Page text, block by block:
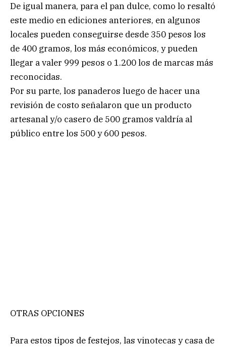
De igual manera, para el pan dulce, como lo resaltó
este medio en ediciones anteriores, en algunos
locales pueden conseguirse desde 350 pesos los
de 400 gramos, los más económicos, y pueden
llegar a valer 999 pesos o 1.200 los de marcas más
reconocidas.
Por su parte, los panaderos luego de hacer una
revisión de costo señalaron que un producto
artesanal y/o casero de 500 gramos valdría al
público entre los 500 y 600 pesos.
OTRAS OPCIONES
Para estos tipos de festejos, las vinotecas y casa de